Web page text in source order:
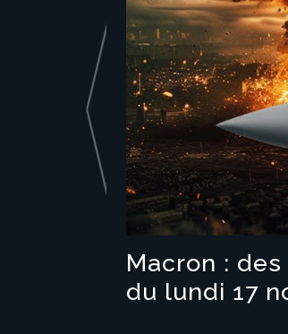
Macron :
du lundi 17